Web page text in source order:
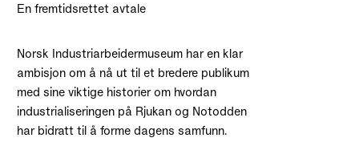
En fremtidsrettet avtale
Norsk Industriarbeidermuseum har en klar
ambisjon om å nå ut til et bredere publikum
med sine viktige historier om hvordan
industrialiseringen på Rjukan og Notodden
har bidratt til å forme dagens samfunn.